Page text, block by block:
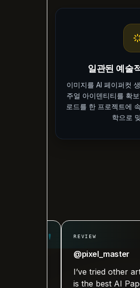
일관된 예술
이미지를 AI 페이퍼컷
주얼 아이덴티티를 확
로드를 한 프로젝트에
학으로
REVIEW
@pixel_master
I’ve tried other artistic
is the best AI Paper